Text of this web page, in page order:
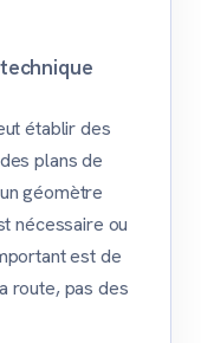
établir des
plans de
géomètre
nécessaire ou
est de
route, pas des